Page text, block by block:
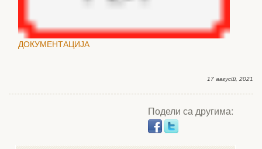
ДОКУМЕНТАЦИЈА
17 август, 2021
Подели са другима: